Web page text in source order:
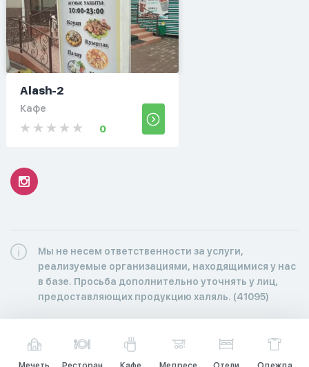
Alash-2
Кафе
0
Мы не несем ответственности за услуги,
реализуемые организациями, находящимися у нас
в базе. Просьба дополнительно уточнять у лиц,
предоставляющих продукцию халяль. (41095)